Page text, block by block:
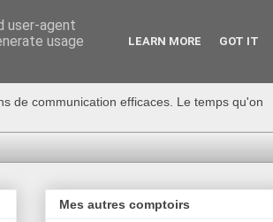
de communication efficaces. Le temps qu'on
Mes autres comptoirs
user-agent
usage
LEARN MORE GOT IT